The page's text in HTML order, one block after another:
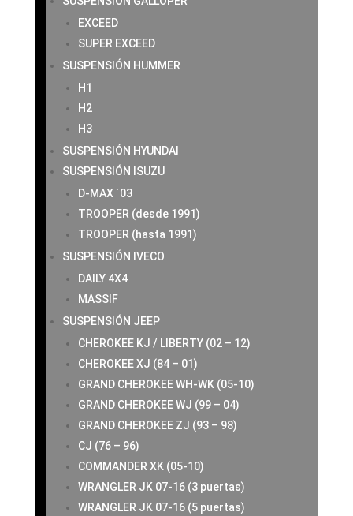
EXCEED
SUPER EXCEED
SUSPENSIÓN HUMMER
H1
H2
H3
SUSPENSIÓN HYUNDAI
SUSPENSIÓN ISUZU
D-MAX ´03
TROOPER (desde 1991)
TROOPER (hasta 1991)
SUSPENSIÓN IVECO
DAILY 4X4
MASSIF
SUSPENSIÓN JEEP
CHEROKEE KJ / LIBERTY (02 – 12)
CHEROKEE XJ (84 – 01)
GRAND CHEROKEE WH-WK (05-10)
GRAND CHEROKEE WJ (99 – 04)
GRAND CHEROKEE ZJ (93 – 98)
CJ (76 – 96)
COMMANDER XK (05-10)
WRANGLER JK 07-16 (3 puertas)
WRANGLER JK 07-16 (5 puertas)